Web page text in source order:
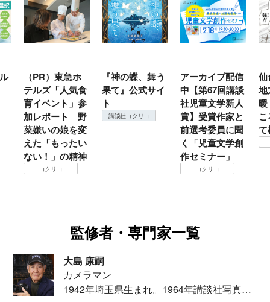
（PR）東急ホ
テルズ「人気食
育イベント」参
加レポート 野
菜嫌いの娘を変
えた「もったい
ない！」の精神
コクリコ
『神の蝶、舞う
果て』公式サイ
ト
講談社コクリコ
アーカイブ配信
中【第67回講談
社児童文学新人
賞】受賞作家と
前選考委員に聞
く「児童文学創
作セミナー」
コクリコ
仙
地
て
監修者・専門家一覧
大島 康嗣
カメラマン
1942年埼玉県生まれ。1964年講談社写真部